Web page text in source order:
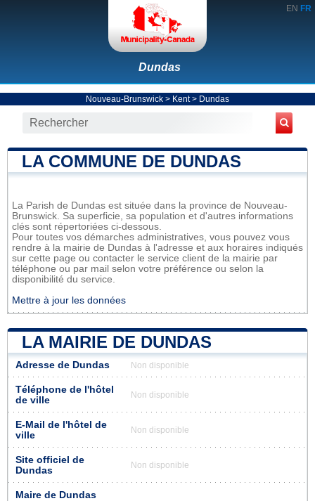
EN FR
Dundas
Nouveau-Brunswick > Kent> Dundas
LA COMMUNE DE DUNDAS
La Parish de Dundas est située dans la province de Nouveau-
Brunswick. Sa superficie, sa population et d'autres informations
clés sont répertoriées ci-dessous.
Pour toutes vos démarches administratives, vous pouvez vous
rendre à la mairie de Dundas à l'adresse et aux horaires indiqués
sur cette page ou contacter le service client de la mairie par
téléphone ou par mail selon votre préférence ou selon la
disponibilité du service.
Mettre à jour les données
LA MAIRIE DE DUNDAS
Adresse de Dundas Non disponible
Téléphone de l'hôtel
de ville
Non disponible
E-Mail de l'hôtel de
ville
Non disponible
Site officiel de
Dundas
Non disponible
Maire de Dundas